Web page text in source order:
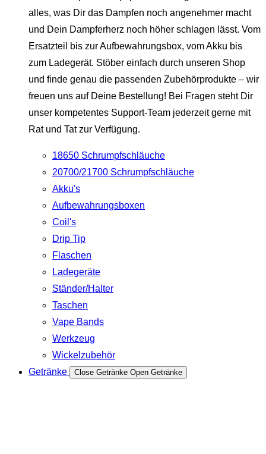
alles, was Dir das Dampfen noch angenehmer macht
und Dein Dampferherz noch höher schlagen lässt. Vom
Ersatzteil bis zur Aufbewahrungsbox, vom Akku bis
zum Ladegerät. Stöber einfach durch unseren Shop
und finde genau die passenden Zubehörprodukte – wir
freuen uns auf Deine Bestellung! Bei Fragen steht Dir
unser kompetentes Support-Team jederzeit gerne mit
Rat und Tat zur Verfügung.
18650 Schrumpfschläuche
20700/21700 Schrumpfschläuche
Akku's
Aufbewahrungsboxen
Coil's
Drip Tip
Flaschen
Ladegeräte
Ständer/Halter
Taschen
Vape Bands
Werkzeug
Wickelzubehör
Getränke
Close Getränke Open Getränke